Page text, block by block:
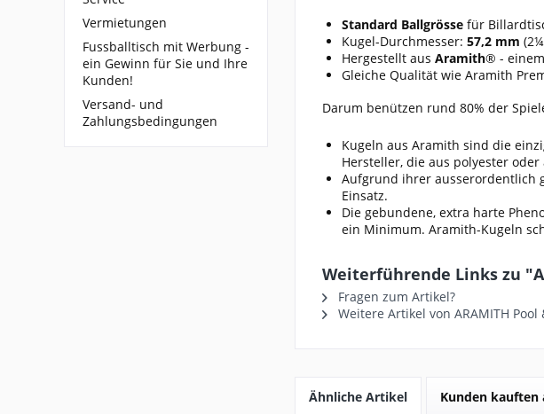
Vermietungen
Fussballtisch mit Werbung -
ein Gewinn für Sie und Ihre
Kunden!
Versand- und
Zahlungsbedingungen
Standard Ballgrösse für
Kugel-Durchmesser: 57,2 mm
Hergestellt aus Aramith® -
Gleiche Qualität wie Aramith
Darum benützen rund 80% der
Kugeln aus Aramith sind die
Hersteller, die aus polyester
Aufgrund ihrer ausserordentlich
Einsatz.
Die gebundene, extra harte
ein Minimum. Aramith-Kugeln
Weiterführende Links zu
Fragen zum Artikel?
Weitere Artikel von ARAMITH Pool
Ähnliche Artikel Kunden kauften